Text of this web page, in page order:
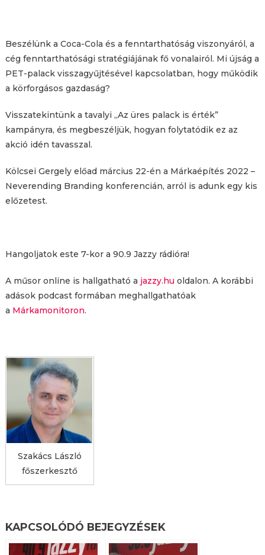
Beszélünk a Coca-Cola és a fenntarthatóság viszonyáról, a
cég fenntarthatósági stratégiájának fő vonalairól. Mi újság a
PET-palack visszagyűjtésével kapcsolatban, hogy működik
a körforgásos gazdaság?
Visszatekintünk a tavalyi „Az üres palack is érték”
kampányra, és megbeszéljük, hogyan folytatódik ez az
akció idén tavasszal.
Kölcsei Gergely előad március 22-én a Márkaépítés 2022 –
Neverending Branding konferencián, arról is adunk egy kis
előzetest.
Hangoljatok este 7-kor a 90.9 Jazzy rádióra!
A műsor online is hallgatható a jazzy.hu oldalon. A korábbi
adások podcast formában meghallgathatóak
a Márkamonitoron.
Szakács László
főszerkesztő
KAPCSOLÓDÓ BEJEGYZÉSEK